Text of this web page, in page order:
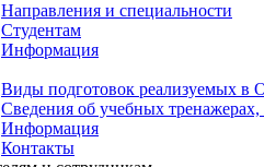
Направления и специальности
Студентам
Информация
Виды подготовок реализуемых
Сведения об учебных тренажерах,
Информация
Контакты